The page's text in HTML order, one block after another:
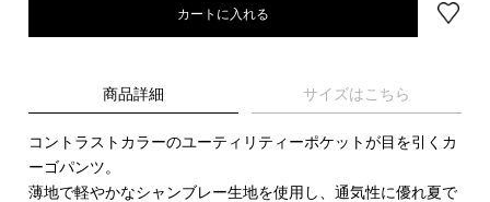
カートに入れる
商品詳細 サイズはこちら
コントラストカラーのユーティリティーポケットが目を引くカ
ーゴパンツ。
薄地で軽やかなシャンブレー生地を使用し、通気性に優れ夏で